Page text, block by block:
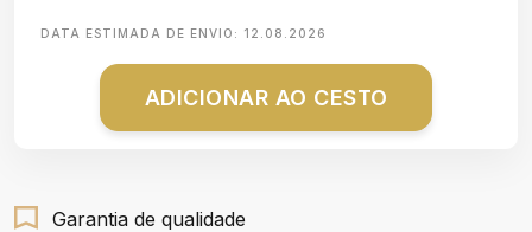
DATA ESTIMADA DE ENVIO: 12.08.2026
ADICIONAR AO CESTO
Garantia de qualidade